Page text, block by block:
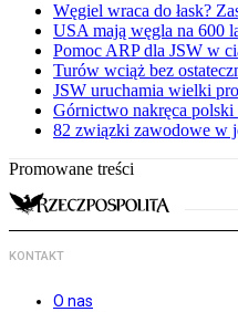
Węgiel wraca do łask?
USA mają węgla na 600
Pomoc ARP dla JSW w
Turów wciąż bez
JSW uruchamia wielki
Górnictwo nakręca polski
82 związki zawodowe w
Promowane treści
KONTAKT
O nas